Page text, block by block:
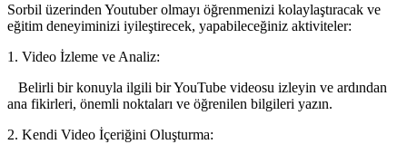
Sorbil üzerinden Youtuber olmayı öğrenmenizi kolaylaştıracak ve
eğitim deneyiminizi iyileştirecek, yapabileceğiniz aktiviteler:
1. Video İzleme ve Analiz:
Belirli bir konuyla ilgili bir YouTube videosu izleyin ve ardından
ana fikirleri, önemli noktaları ve öğrenilen bilgileri yazın.
2. Kendi Video İçeriğini Oluşturma: